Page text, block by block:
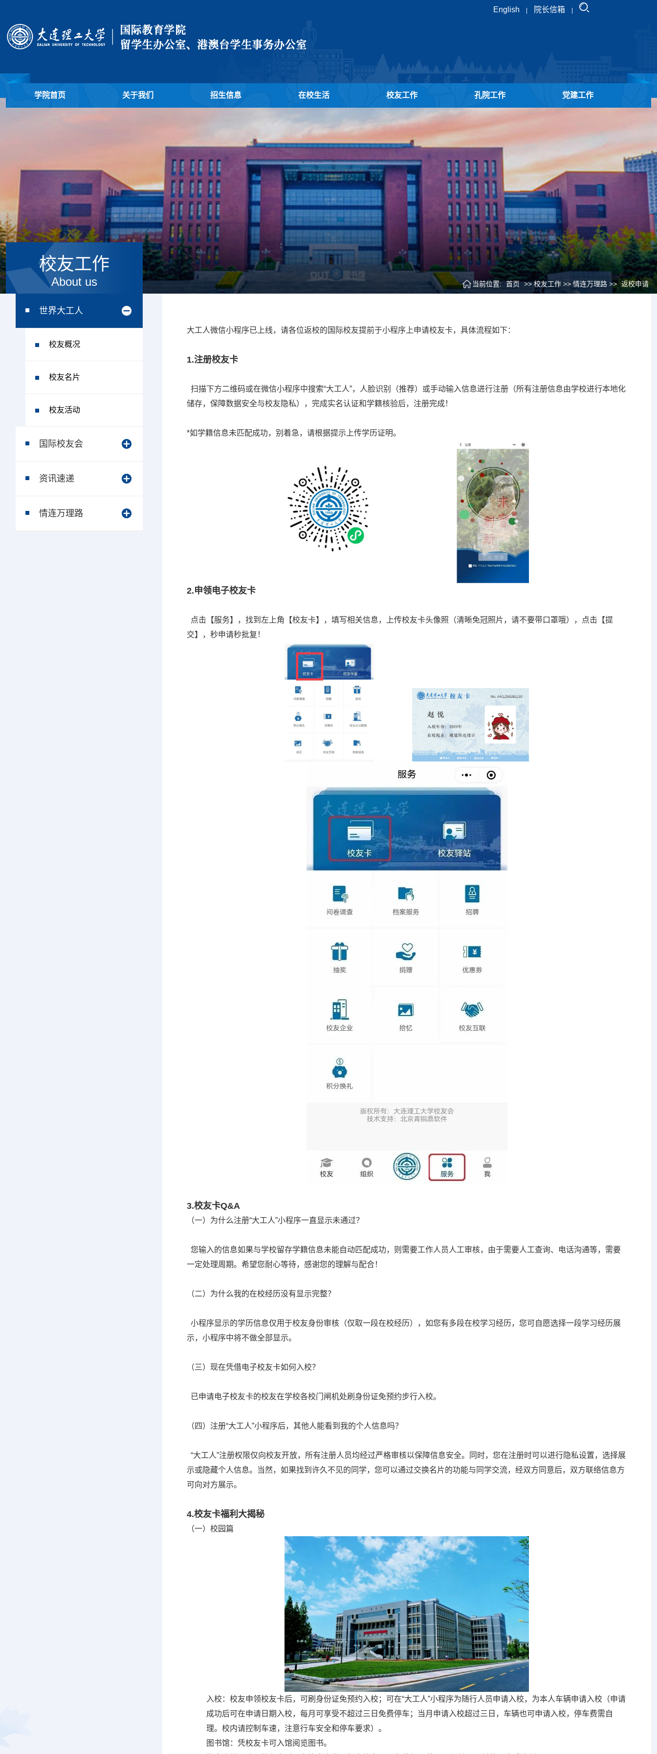
English 院长信箱
学院首页 关于我们 招生信息 在校生活 校友工作 孔院工作 党建工作
校友工作
About us
世界大工人
校友概况
校友名片
校友活动
国际校友会
资讯速递
情连万理路
当前位置: 首页 >> 校友工作 >> 情连万理路 >> 返校申请
大工人微信小程序已上线，请各位返校的国际校友提前于小程序上申请校友卡，具体流程如下：
1.注册校友卡
扫描下方二维码或在微信小程序中搜索“大工人”，人脸识别（推荐）或手动输入信息进行注册（所有注册信息由学校进行本地化
储存，保障数据安全与校友隐私），完成实名认证和学籍核验后，注册完成！
*如学籍信息未匹配成功，别着急，请根据提示上传学历证明。
2.申领电子校友卡
点击【服务】，找到左上角【校友卡】，填写相关信息，上传校友卡头像照（清晰免冠照片，请不要带口罩哦），点击【提
交】，秒申请秒批复！
3.校友卡Q&A
（一）为什么注册“大工人”小程序一直显示未通过？
您输入的信息如果与学校留存学籍信息未能自动匹配成功，则需要工作人员人工审核，由于需要人工查询、电话沟通等，需要
一定处理周期。希望您耐心等待，感谢您的理解与配合！
（二）为什么我的在校经历没有显示完整？
小程序显示的学历信息仅用于校友身份审核（仅取一段在校经历），如您有多段在校学习经历，您可自愿选择一段学习经历展
示，小程序中将不做全部显示。
（三）现在凭借电子校友卡如何入校？
已申请电子校友卡的校友在学校各校门闸机处刷身份证免预约步行入校。
（四）注册“大工人”小程序后，其他人能看到我的个人信息吗？
“大工人”注册权限仅向校友开放，所有注册人员均经过严格审核以保障信息安全。同时，您在注册时可以进行隐私设置，选择展
示或隐藏个人信息。当然，如果找到许久不见的同学，您可以通过交换名片的功能与同学交流，经双方同意后，双方联络信息方
可向对方展示。
4.校友卡福利大揭秘
（一）校园篇
入校：校友申领校友卡后，可刷身份证免预约入校；可在“大工人”小程序为随行人员申请入校，为本人车辆申请入校（申请
成功后可在申请日期入校，每月可享受不超过三日免费停车；当月申请入校超过三日，车辆也可申请入校，停车费需自
理。校内请控制车速，注意行车安全和停车要求）。
图书馆：凭校友卡可入馆阅览图书。